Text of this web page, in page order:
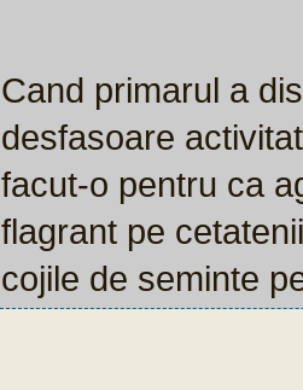
Cand primarul a
desfasoare
facut-o pentru ca
flagrant pe
cojile de seminte